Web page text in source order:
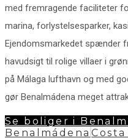
med fremragende faciliteter
marina, forlystelsesparker,
Ejendomsmarkedet spænder
havudsigt til rolige villaer i
på Málaga lufthavn og med
gør Benalmádena meget
Se boliger i
Benalmádena